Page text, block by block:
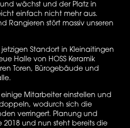
wächst und der Platz in
einfach nicht mehr aus.
Rangieren stört massiv unseren
Standort in Kleinaitingen
Halle von HOSS Keramik
Toren, Bürogebäude und
Mitarbeiter einstellen und
wodurch sich die
verringert. Planung und
2018 und nun steht bereits die